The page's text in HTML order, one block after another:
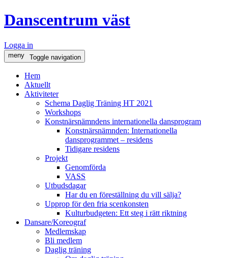
Danscentrum väst
Logga in
meny Toggle navigation
Hem
Aktuellt
Aktiviteter
Schema Daglig Träning HT 2021
Workshops
Konstnärsnämndens internationella dansprogram
Konstnärsnämnden: Internationella
dansprogrammet – residens
Tidigare residens
Projekt
Genomförda
VASS
Utbudsdagar
Har du en föreställning du vill sälja?
Upprop för den fria scenkonsten
Kulturbudgeten: Ett steg i rätt riktning
Dansare/Koreograf
Medlemskap
Bli medlem
Daglig träning